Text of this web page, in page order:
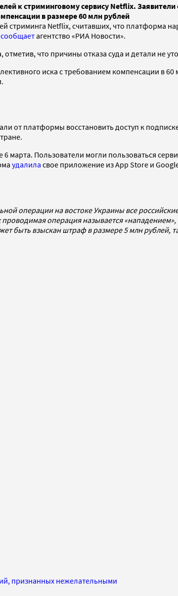
к стриминговому сервису Netflix.
в размере 60 млн рублей
стриминга Netflix, считавших, что платформа
сообщаетагентство «РИА Новости».
что причины отказа суда и детали не
иска с требованием компенсации в
от платформы восстановить доступ к
марта. Пользователи могли пользоваться
удалила свое приложение из App Store и
операции на востоке Украины все
операция называется
быть взыскан штраф в размере 5 млн рублей,
признанных нежелательными